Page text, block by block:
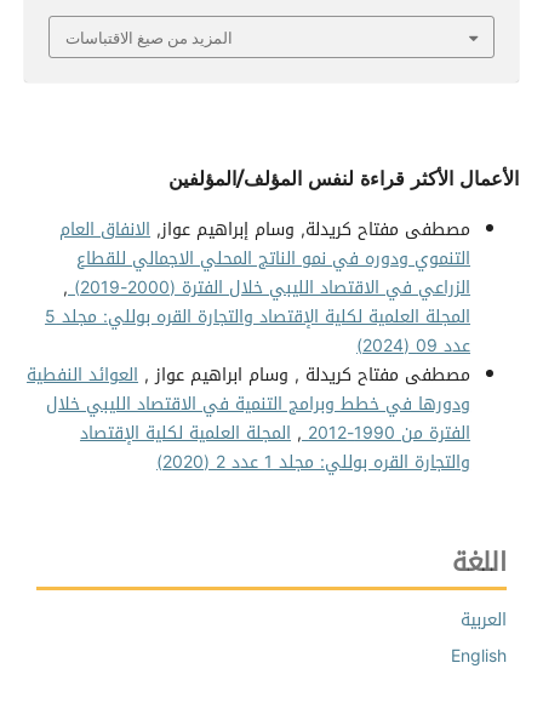
المزيد من صيغ الاقتباسات
الأعمال الأكثر قراءة لنفس المؤلف/المؤلفين
مصطفى مفتاح كريدلة, وسام إبراهيم عواز, الانفاق العام
التنموي ودوره في نمو الناتج المحلي الاجمالي للقطاع
الزراعي في الاقتصاد الليبي خلال الفترة (2000-2019)
,
المجلة العلمية لكلية الإقتصاد والتجارة القره بوللي: مجلد 5
عدد 09 (2024)
مصطفى مفتاح كريدلة , وسام ابراهيم عواز , العوائد النفطية
ودورها في خطط وبرامج التنمية في الاقتصاد الليبي خلال
الفترة من 1990-2012
, المجلة العلمية لكلية الإقتصاد
والتجارة القره بوللي: مجلد 1 عدد 2 (2020)
اللغة
العربية
English